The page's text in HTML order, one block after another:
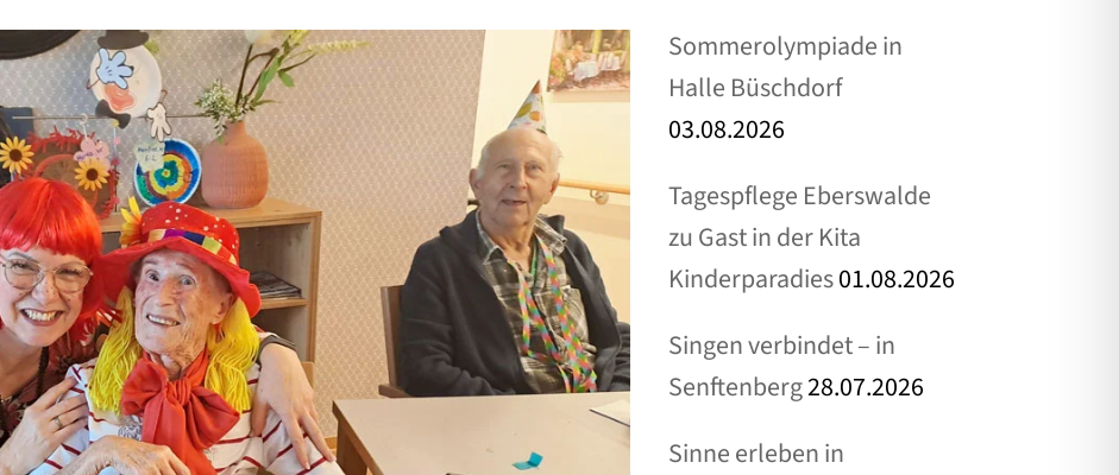
Sommerolympiade in
Halle Büschdorf
03.08.2026
Tagespflege Eberswalde
zu Gast in der Kita
Kinderparadies01.08.2026
Singen verbindet – in
Senftenberg28.07.2026
Sinne erleben in